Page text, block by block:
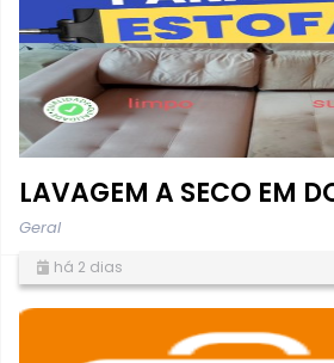
LAVAGEM A SECO EM
Geral
há 2 dias